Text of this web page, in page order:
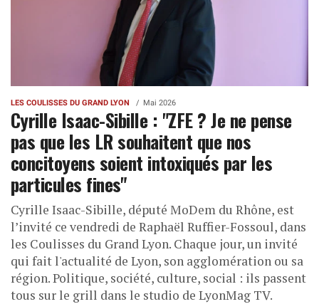
LES COULISSES DU GRAND LYON Mai 2026
Cyrille Isaac-Sibille : "ZFE ? Je ne pense
pas que les LR souhaitent que nos
concitoyens soient intoxiqués par les
particules fines"
Cyrille Isaac-Sibille, député MoDem du Rhône, est
l’invité ce vendredi de Raphaël Ruffier-Fossoul, dans
les Coulisses du Grand Lyon. Chaque jour, un invité
qui fait l'actualité de Lyon, son agglomération ou sa
région. Politique, société, culture, social : ils passent
tous sur le grill dans le studio de LyonMag TV.